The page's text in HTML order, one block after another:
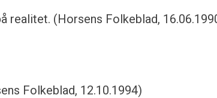
realitet. (Horsens Folkeblad,
Folkeblad, 12.10.1994)